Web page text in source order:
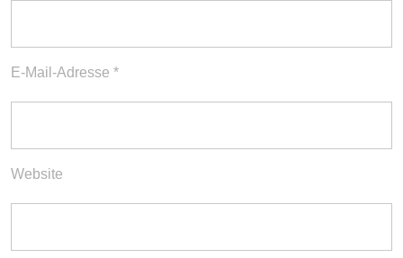
E-Mail-Adresse *
Website